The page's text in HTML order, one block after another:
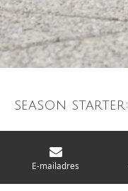
season
Van
E-mailadres